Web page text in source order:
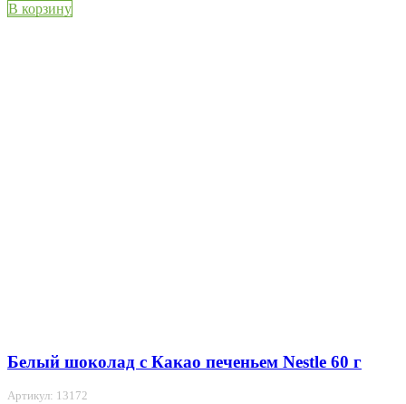
В корзину
Белый шоколад c Какао печеньем Nestle 60 г
Артикул: 13172